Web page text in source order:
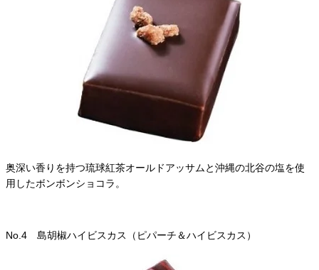
奥深い香りを持つ琉球紅茶オールドアッサムと沖縄の北谷の塩を使
用したボンボンショコラ。
No.4 島胡椒ハイビスカス（ピパーチ＆ハイビスカス）